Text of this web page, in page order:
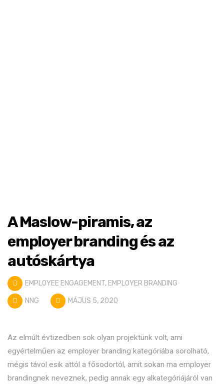
A Maslow-piramis, az
employer branding és az
autóskártya
EMPLOYEE ENGAGEMENT, EMPLOYER BRANDING
NNG MÁJUS 5, 2020
Az elmúlt évtizedben sok olyan projektünk volt, ami
egyértelműen az employer branding kategóriába sorolható,
mégis távol esik attól a fősodortól, amit sokan ma employer
brandingnek neveznek, pedig annak egy alkategóriájáról van